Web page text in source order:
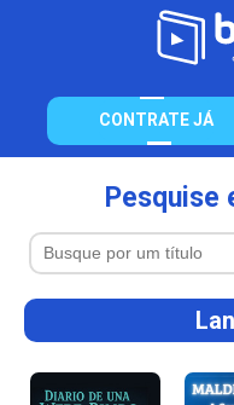
CONTRATE JÁ
Pesquise